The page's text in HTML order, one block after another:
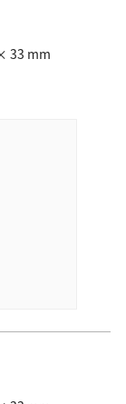
33 mm